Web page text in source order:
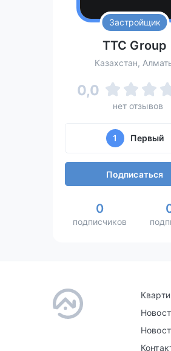
Застройщик
TTC Group
Казахстан,
0,0
нет отзывов
1 Первый
Подписаться
0
подписчиков